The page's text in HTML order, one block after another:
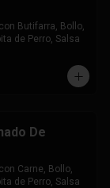
Butifarra, Bollo,
de Perro, Salsa
De
Carne, Bollo,
de Perro, Salsa